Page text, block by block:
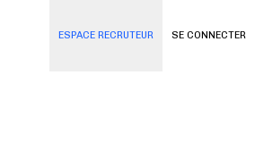
SE CONNECTER
ESPACE RECRUTEUR